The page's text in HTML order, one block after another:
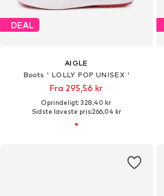
DEAL
AIGLE
Boots ' LOLLY POP UNISEX '
Fra 295,56 kr
Oprindeligt: 328,40 kr
Sidste laveste pris:266,04 kr